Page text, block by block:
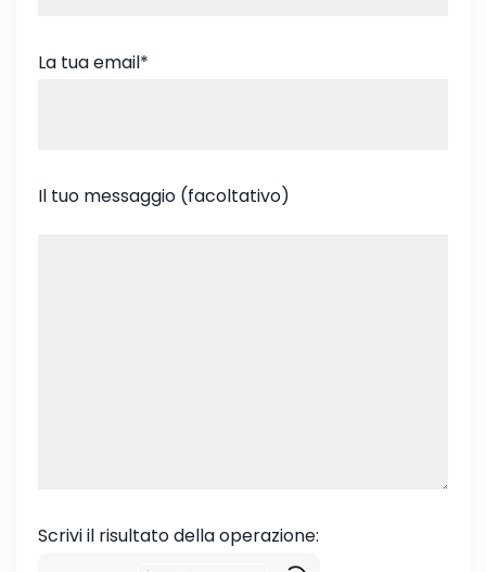
La tua email*
Il tuo messaggio (facoltativo)
Scrivi il risultato della operazione: